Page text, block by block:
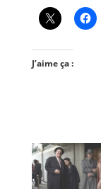
J’aime ça :